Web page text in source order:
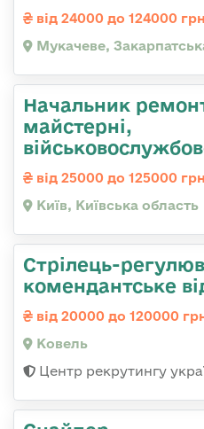
від 24000 до 124000 грн
Мукачеве,
Начальник
майстерні,
від 25000 до 125000 грн
Київ, Київська область
Стрілець-
комендантське
від 20000 до 120000
Ковель
Центр рекрутингу